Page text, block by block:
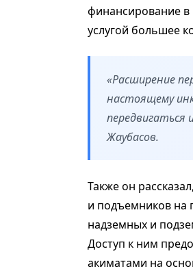
финансирование в
услугой большее
«Расширение
настоящему
Жаубасов.
Также он
и подъемников на
надземных и
Доступ к ним
акиматами на